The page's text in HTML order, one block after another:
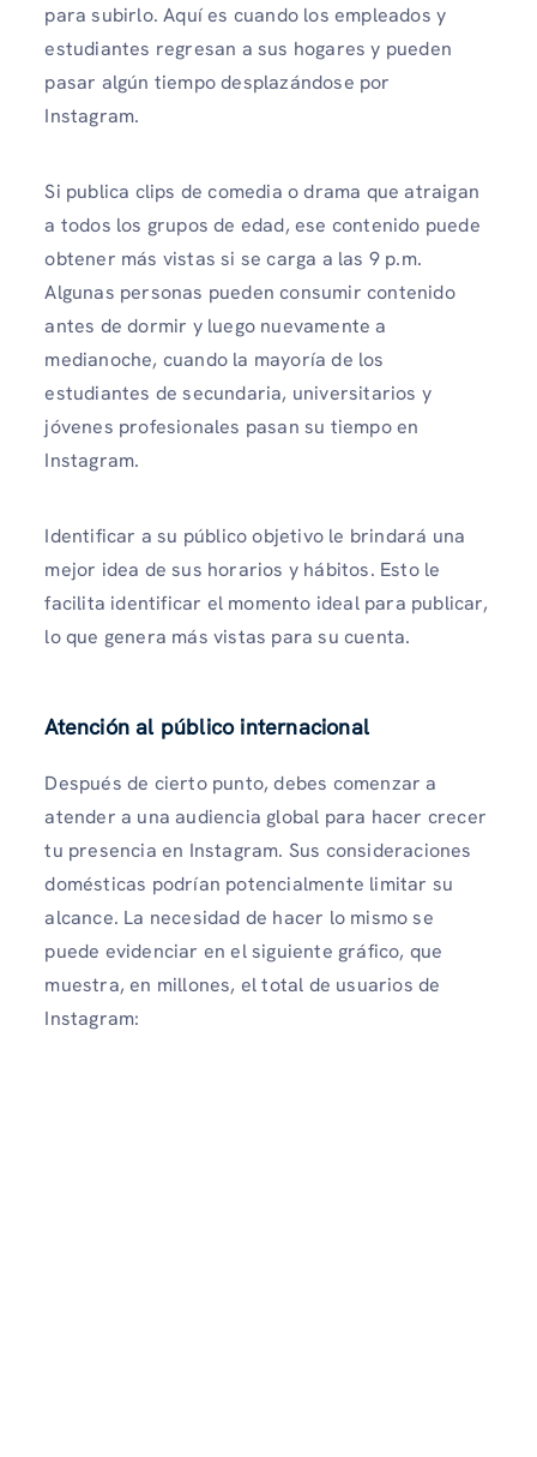
para subirlo. Aquí es cuando los empleados y
estudiantes regresan a sus hogares y pueden
pasar algún tiempo desplazándose por
Instagram.
Si publica clips de comedia o drama que atraigan
a todos los grupos de edad, ese contenido puede
obtener más vistas si se carga a las 9 p.m.
Algunas personas pueden consumir contenido
antes de dormir y luego nuevamente a
medianoche, cuando la mayoría de los
estudiantes de secundaria, universitarios y
jóvenes profesionales pasan su tiempo en
Instagram.
Identificar a su público objetivo le brindará una
mejor idea de sus horarios y hábitos. Esto le
facilita identificar el momento ideal para publicar,
lo que genera más vistas para su cuenta.
Atención al público internacional
Después de cierto punto, debes comenzar a
atender a una audiencia global para hacer crecer
tu presencia en Instagram. Sus consideraciones
domésticas podrían potencialmente limitar su
alcance. La necesidad de hacer lo mismo se
puede evidenciar en el siguiente gráfico, que
muestra, en millones, el total de usuarios de
Instagram: